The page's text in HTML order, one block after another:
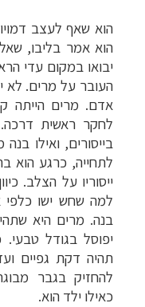
הוא שאף לעצב
הוא אמר בליבו,
יבואו במקום עדי
העובר על מרים. לא
אדם. מרים הייתה
לחקר ראשית
בייסורים, ואילו
לתחייה, כרגע הוא
ייסוריו על הצלב.
למה שחש ישו
בנה. מרים היא
יפוסל בגודל טבעי.
תהיה דקת גפיים
להחזיק בגבר
כאילו ילד הוא.